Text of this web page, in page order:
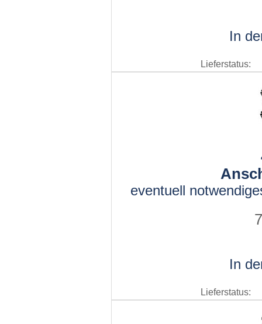
In
Lieferstatus:
eventuell
In
Lieferstatus: